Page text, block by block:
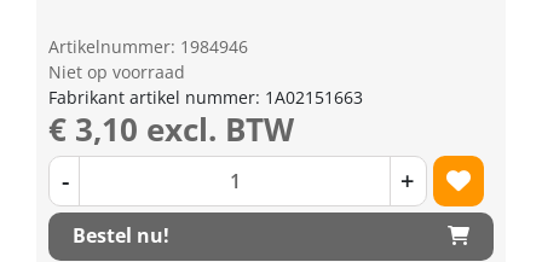
Artikelnummer: 1984946
Niet op voorraad
Fabrikant artikel nummer: 1A02151663
€ 3,10 excl. BTW
- +
Bestel nu!